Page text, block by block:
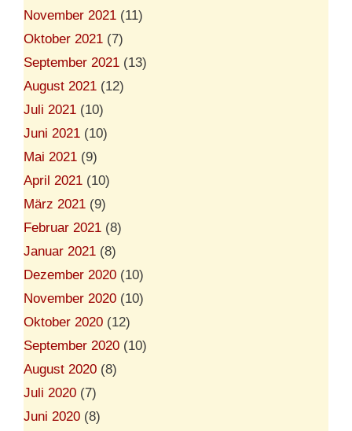
November 2021 (11)
Oktober 2021 (7)
September 2021 (13)
August 2021 (12)
Juli 2021 (10)
Juni 2021 (10)
Mai 2021 (9)
April 2021 (10)
März 2021 (9)
Februar 2021 (8)
Januar 2021 (8)
Dezember 2020 (10)
November 2020 (10)
Oktober 2020 (12)
September 2020 (10)
August 2020 (8)
Juli 2020 (7)
Juni 2020 (8)